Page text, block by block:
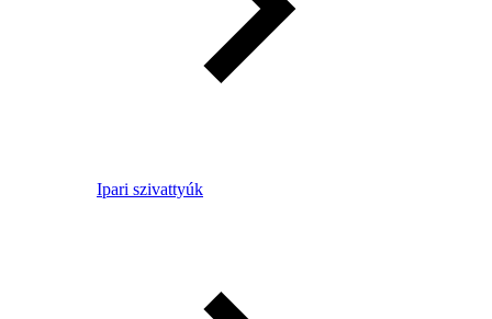
Ipari szivattyúk